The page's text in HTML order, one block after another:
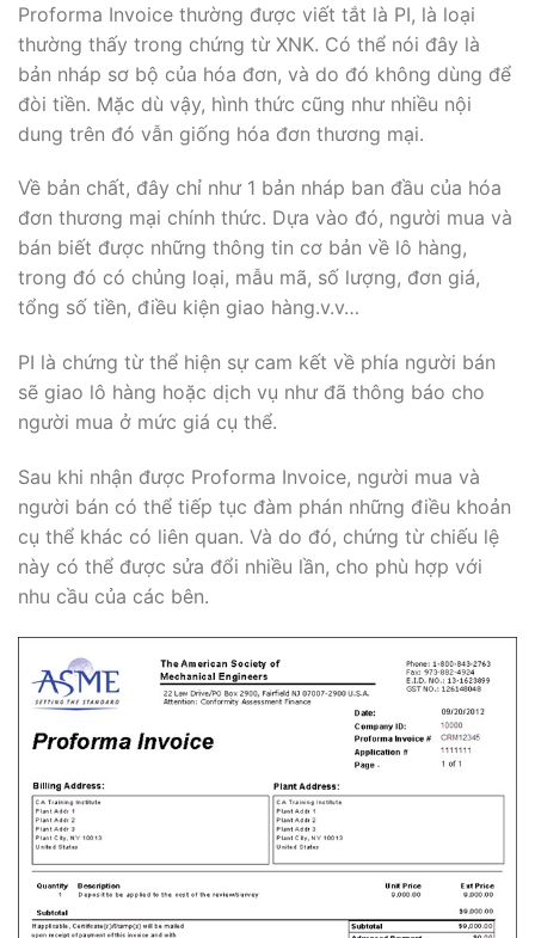
Proforma Invoice thường được viết tắt là PI, là loại
thường thấy trong chứng từ XNK. Có thể nói đây là
bản nháp sơ bộ của hóa đơn, và do đó không dùng để
đòi tiền. Mặc dù vậy, hình thức cũng như nhiều nội
dung trên đó vẫn giống hóa đơn thương mại.
Về bản chất, đây chỉ như 1 bản nháp ban đầu của hóa
đơn thương mại chính thức. Dựa vào đó, người mua và
bán biết được những thông tin cơ bản về lô hàng,
trong đó có chủng loại, mẫu mã, số lượng, đơn giá,
tổng số tiền, điều kiện giao hàng.v.v…
PI là chứng từ thể hiện sự cam kết về phía người bán
sẽ giao lô hàng hoặc dịch vụ như đã thông báo cho
người mua ở mức giá cụ thể.
Sau khi nhận được Proforma Invoice, người mua và
người bán có thể tiếp tục đàm phán những điều khoản
cụ thể khác có liên quan. Và do đó, chứng từ chiếu lệ
này có thể được sửa đổi nhiều lần, cho phù hợp với
nhu cầu của các bên.